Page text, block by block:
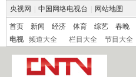
央视网 中国网络电视台 网站地图
首页 新闻 经济 体育 综艺 春晚
电视
频道大全 栏目大全 节目大全